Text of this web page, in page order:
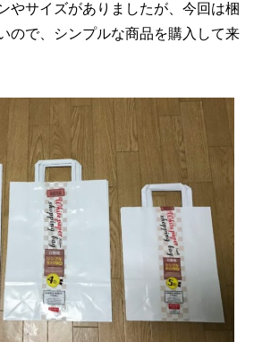
やサイズがありましたが、今回は梱
ので、シンプルな商品を購入して来